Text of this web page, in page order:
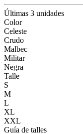
Últimas 3 unidades
Color
Celeste
Crudo
Malbec
Militar
Negra
Talle
S
M
L
XL
XXL
Guía de talles